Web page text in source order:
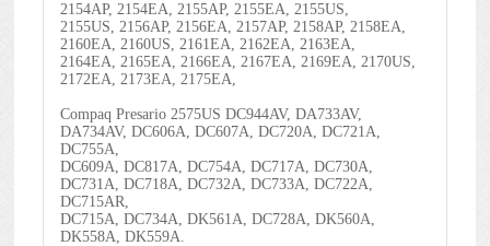
2154AP, 2154EA, 2155AP, 2155EA, 2155US,
2155US, 2156AP, 2156EA, 2157AP, 2158AP, 2158EA,
2160EA, 2160US, 2161EA, 2162EA, 2163EA,
2164EA, 2165EA, 2166EA, 2167EA, 2169EA, 2170US,
2172EA, 2173EA, 2175EA,
Compaq Presario 2575US DC944AV, DA733AV,
DA734AV, DC606A, DC607A, DC720A, DC721A,
DC755A,
DC609A, DC817A, DC754A, DC717A, DC730A,
DC731A, DC718A, DC732A, DC733A, DC722A,
DC715AR,
DC715A, DC734A, DK561A, DC728A, DK560A,
DK558A, DK559A.